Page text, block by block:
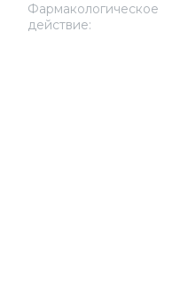
Фармакологическое
действие: